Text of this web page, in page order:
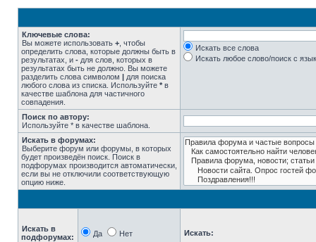
Ключевые слова:
Вы можете использовать + , чтобы
определить слова, которые должны быть в
результатах, и - для слов, которых в
результатах быть не должно. Вы можете
разделить слова символом | для поиска
любого слова из списка. Используйте * в
качестве шаблона для частичного
совпадения.
Искать все слова
Искать любое слово/поиск с
Поиск по автору:
Используйте * в качестве шаблона.
Искать в форумах:
Выберите форум или форумы, в которых
будет произведён поиск. Поиск в
подфорумах производится автоматически,
если вы не отключили соответствующую
опцию ниже.
Искать в
подфорумах:
Да Нет Искать: